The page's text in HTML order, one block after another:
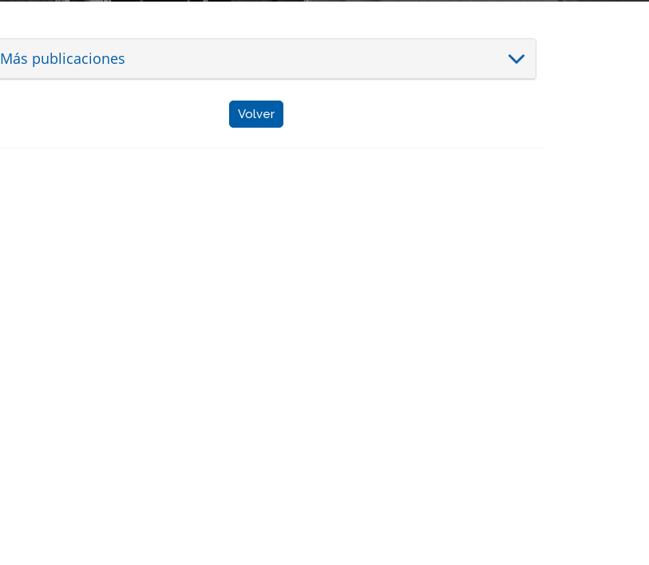
Más publicaciones
Volver